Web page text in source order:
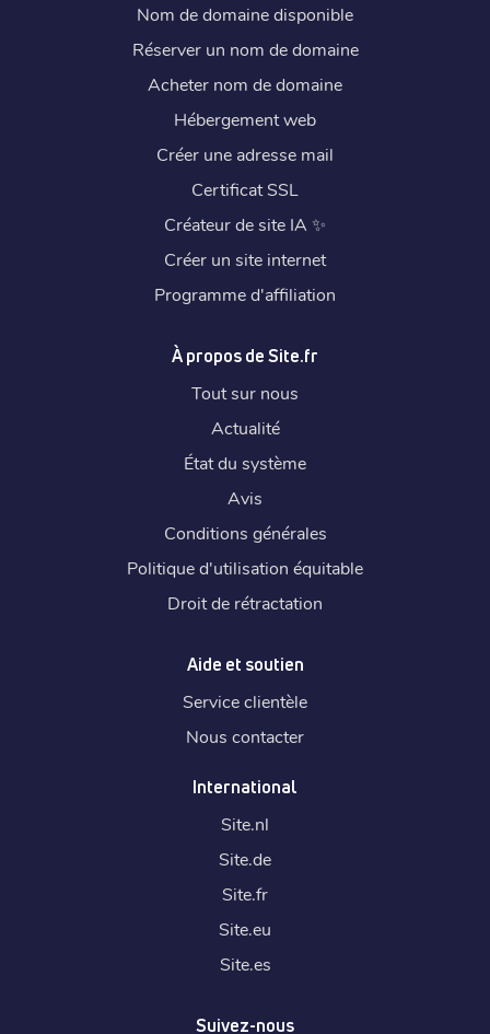
Nom de domaine disponible
Réserver un nom de domaine
Acheter nom de domaine
Hébergement web
Créer une adresse mail
Certificat SSL
Créateur de site IA ✨
Créer un site internet
Programme d'affiliation
À propos de Site.fr
Tout sur nous
Actualité
État du système
Avis
Conditions générales
Politique d'utilisation équitable
Droit de rétractation
Aide et soutien
Service clientèle
Nous contacter
International
Site.nl
Site.de
Site.fr
Site.eu
Site.es
Suivez-nous